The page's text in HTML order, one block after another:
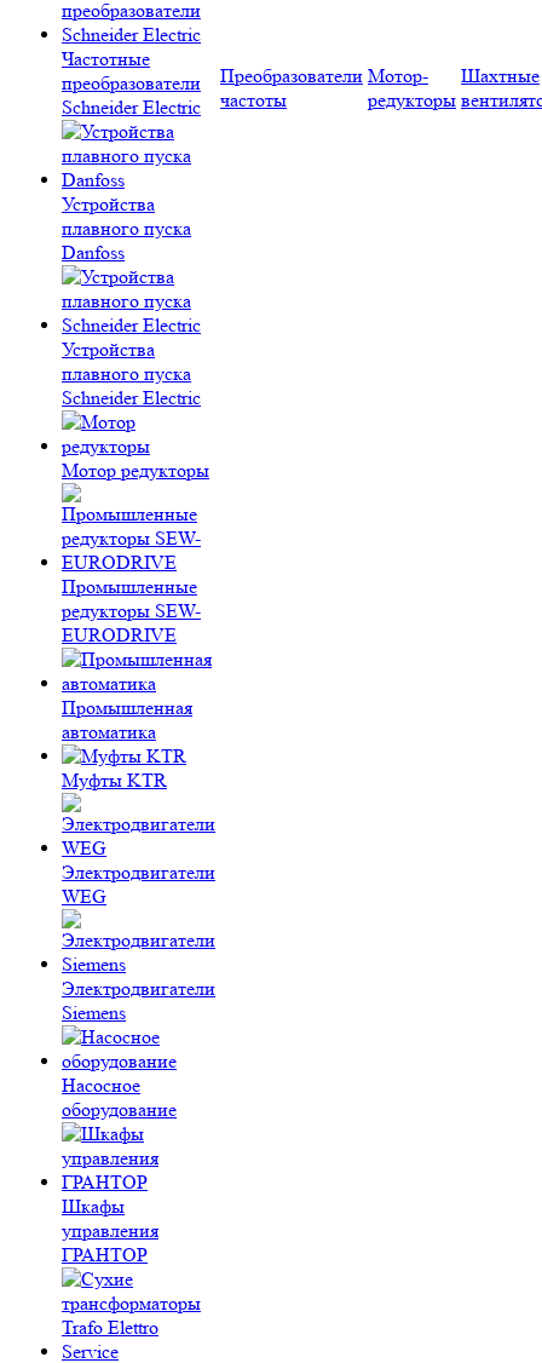
Частотные
преобразователи
Schneider Electric
Устройства
плавного пуска
Danfoss
Устройства
плавного пуска
Schneider Electric
Мотор редукторы
Промышленные
редукторы SEW-
EURODRIVE
Промышленная
автоматика
Муфты KTR
Электродвигатели
WEG
Электродвигатели
Siemens
Насосное
оборудование
Шкафы
управления
ГРАНТОР
Преобразователи
частоты
Мотор-
редукторы
Шахтные